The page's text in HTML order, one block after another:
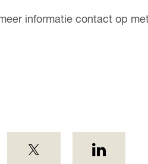
informatie contact op